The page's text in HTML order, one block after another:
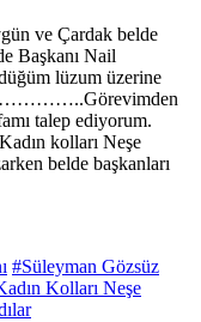
ve Çardak belde
Başkanı Nail
lüzum üzerine
…………..Görevimden
talep ediyorum.
kolları Neşe
belde başkanları
#Süleyman Gözsüz
Kolları Neşe